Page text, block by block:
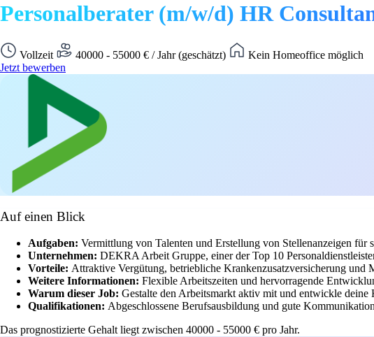
Personalberater (m/w/d) HR
Vollzeit 40000 - 55000 € / Jahr (geschätzt)
Kein Homeoffice möglich
Jetzt bewerben
Auf einen Blick
Aufgaben: Vermittlung von Talenten und Erstellung von Stellenanzeigen für
Unternehmen: DEKRA Arbeit Gruppe, einer der Top 10
Vorteile: Attraktive Vergütung, betriebliche Krankenzusatzversicherung und
Weitere Informationen: Flexible Arbeitszeiten und hervorragende
Warum dieser Job: Gestalte den Arbeitsmarkt aktiv mit und entwickle
Qualifikationen: Abgeschlossene Berufsausbildung und gute
Das prognostizierte Gehalt liegt zwischen 40000 - 55000 € pro Jahr.